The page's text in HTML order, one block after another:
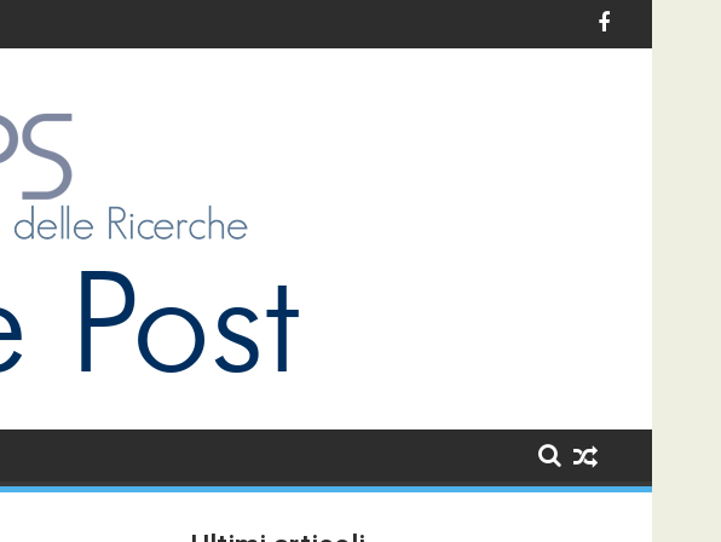
Nidi e servizi educativi per l’infanzia in Italia: un’opportunità di sviluppo per i
Le sfide dell’antiziganismo